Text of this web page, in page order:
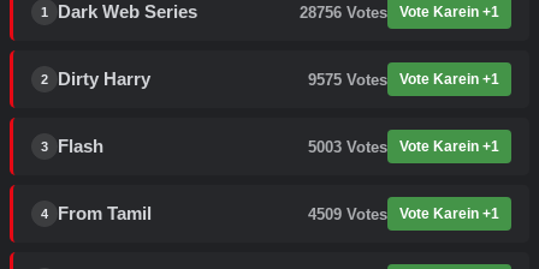
1 Dark Web Series 28756 Votes Vote Karein +1
2 Dirty Harry 9575 Votes Vote Karein +1
3 Flash 5003 Votes Vote Karein +1
4 From Tamil 4509 Votes Vote Karein +1